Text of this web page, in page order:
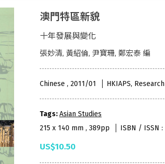
澳門特區新貌
十年發展與變化
張妙清, 黃紹倫, 尹寶珊, 鄭宏泰 編
Chinese , 2011/01 HKIAPS,
Tags:Asian Studies
215 x 140 mm , 389pp
ISBN / ISSN
US$10.50